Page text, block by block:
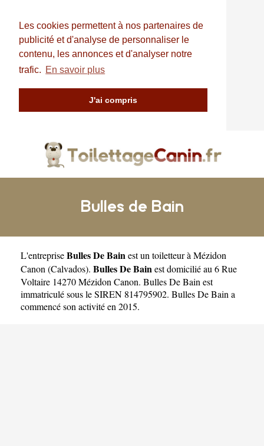
Les cookies permettent à nos partenaires de
publicité et d'analyse de personnaliser le
contenu, les annonces et d'analyser notre
trafic. En savoir plus
J'ai compris
Bulles de Bain
L'entrepriseBulles De Bainest un toiletteur à Mézidon
Canon (Calvados). Bulles De Bainest domicilié au 6 Rue
Voltaire 14270 Mézidon Canon. Bulles De Bain est
immatriculé sous le SIREN 814795902. Bulles De Bain a
commencé son activité en 2015.